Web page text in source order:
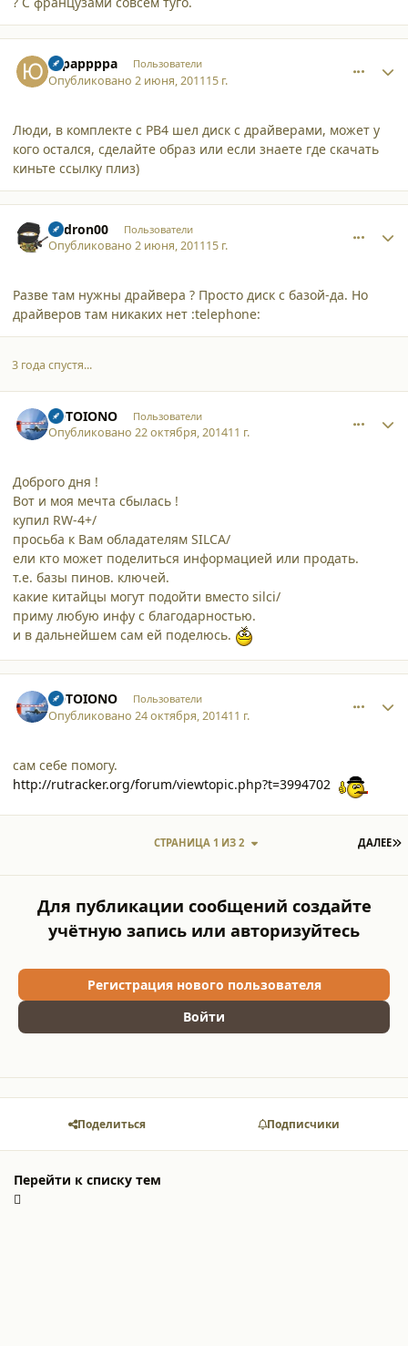
Юрарррра Пользователи
Опубликовано2 июня, 201115 г.
Люди, в комплекте с РВ4 шел диск с драйверами, может у
кого остался, сделайте образ или если знаете где скачать
киньте ссылку плиз)
andron00 Пользователи
Опубликовано2 июня, 201115 г.
Разве там нужны драйвера ? Просто диск с базой-да. Но
драйверов там никаких нет :telephone:
3 года спустя...
TOTOIONO Пользователи
Опубликовано22 октября, 201411 г.
Доброго дня !
Вот и моя мечта сбылась !
купил RW-4+/
просьба к Вам обладателям SILCA/
ели кто может поделиться информацией или продать.
т.е. базы пинов. ключей.
какие китайцы могут подойти вместо silci/
приму любую инфу с благодарностью.
и в дальнейшем сам ей поделюсь.
TOTOIONO Пользователи
Опубликовано24 октября, 201411 г.
сам себе помогу.
http://rutracker.org/forum/viewtopic.php?t=3994702
ДАЛЕЕ
СТРАНИЦА 1 ИЗ 2
Для публикации сообщений создайте
учётную запись или авторизуйтесь
Регистрация нового пользователя
Войти
Поделиться Подписчики
Перейти к списку тем